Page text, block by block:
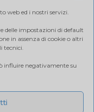
web ed i nostri servizi.
delle impostazioni di default
in assenza di cookie o altri
tecnici.
influire negativamente su
RESI
il tuo carrello.